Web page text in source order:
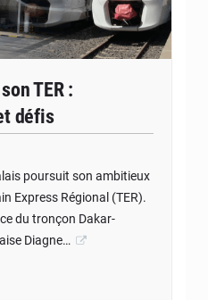
TER :
défis
poursuit son ambitieux
Express Régional (TER).
du tronçon Dakar-
Diagne…